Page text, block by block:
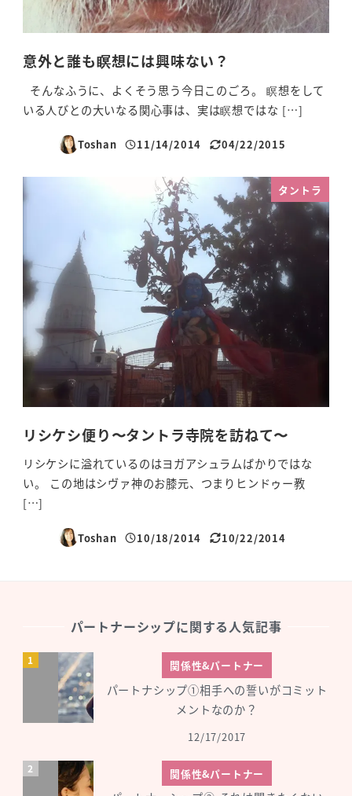
意外と誰も瞑想には興味ない？
そんなふうに、よくそう思う今日このごろ。 瞑想をして
いる人びとの大いなる関心事は、実は瞑想ではな […]
Toshan
投稿日
11/14/2014
更新日
04/22/2015
タントラ
リシケシ便り〜タントラ寺院を訪ねて〜
リシケシに溢れているのはヨガアシュラムばかりではな
い。 この地はシヴァ神のお膝元、つまりヒンドゥー教
[…]
Toshan
投稿日
10/18/2014
更新日
10/22/2014
パートナーシップに関する人気記事
関係性&パートナー
パートナシップ①相手への誓いがコミット
メントなのか？
12/17/2017
関係性&パートナー